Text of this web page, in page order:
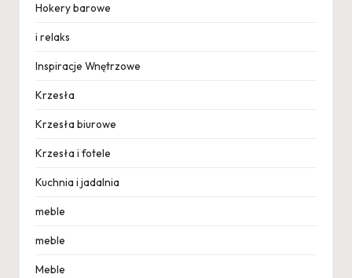
Hokery barowe
i relaks
Inspiracje Wnętrzowe
Krzesła
Krzesła biurowe
Krzesła i fotele
Kuchnia i jadalnia
meble
meble
Meble